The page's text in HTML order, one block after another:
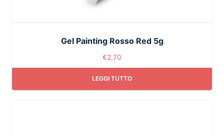
Gel Painting Rosso Red 5g
€2,70
LEGGI TUTTO